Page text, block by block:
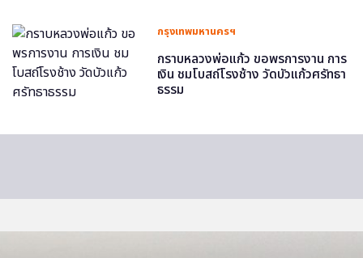
กรุงเทพมหานครฯ
กราบหลวงพ่อแก้ว ขอพรการงาน การ
เงิน ชมโบสถ์โรงช้าง วัดบัวแก้วศรัทธา
ธรรม